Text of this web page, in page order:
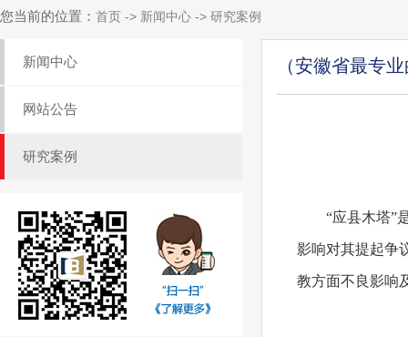
您当前的位置： 首页 -> 新闻中心 -> 研究案例
新闻中心
网站公告
研究案例
（安徽省最专
“应县木塔”
影响对其提起争
教方面不良影响